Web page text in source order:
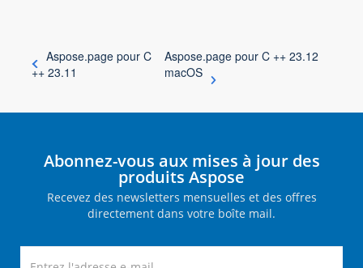
Aspose.page pour C
++ 23.11
Aspose.page pour C ++ 23.12
macOS
Abonnez-vous aux mises à jour des
produits Aspose
Recevez des newsletters mensuelles et des offres
directement dans votre boîte mail.